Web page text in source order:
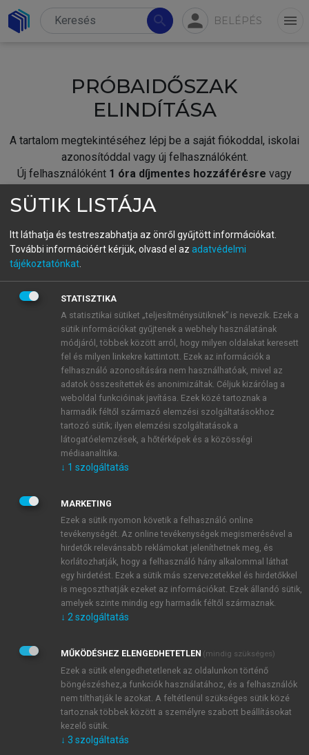
search person BELÉPÉS menu
PRÓBAIDŐSZAK
ELINDÍTÁSA
A tartalom megtekintéséhez lépj be a saját fiókoddal, iskolai
azonosítóddal vagy új felhasználóként.
Új felhasználóként 1 óra díjmentes hozzáférésre vagy
fiókoddal,vagy hozz létre új fiókot.
A regisztráció után apróbaidőszakautomatikusan
BELÉPÉS SAJÁT FIÓKKAL
ÚJ FIÓK LÉTREHOZÁSA
1 óra díjmentes hozzáférés
E-MAIL-CÍM
JELSZÓ
JELSZÓ ÚJRA
Kérek értesítést a MeRSZ újdonságairól, akcióiról.
Kérek értesítést az Akadémiai Kiadó Zrt. újdonságairól,
Adatkezelési tájékoztatóbanfoglaltakat tudomásul
veszem és elfogadom.
Általános vásárlási feltételeket, valamint a szotar.netés a
mersz.huoldalak licencszerződéseiben foglaltakat
tudomásul veszem és elfogadom.
KIPRÓBÁLOM
SÜTIK LISTÁJA
Itt láthatja és testreszabhatja az önről gyűjtött információkat.
További információért kérjük, olvasd el az adatvédelmi
tájékoztatónkat
STATISZTIKA
A statisztikai sütiket „teljesítménysütiknek” is nevezik. Ezek a
sütik információkat gyűjtenek a webhely használatának
módjáról, többek között arról, hogy milyen oldalakat keresett
fel és milyen linkekre kattintott. Ezek az információk a
felhasználó azonosítására nem használhatóak, mivel az
adatok összesítettek és anonimizáltak. Céljuk kizárólag a
weboldal funkcióinak javítása. Ezek közé tartoznak a
harmadik féltől származó elemzési szolgáltatásokhoz
tartozó sütik; ilyen elemzési szolgáltatások a
látogatóelemzések, a hőtérképek és a közösségi
médiaanalitika.
↓ 1 szolgáltatás
MARKETING
Ezek a sütik nyomon követik a felhasználó online
tevékenységét. Az online tevékenységek megismerésével a
hirdetők relevánsabb reklámokat jeleníthetnek meg, és
korlátozhatják, hogy a felhasználó hány alkalommal láthat
egy hirdetést. Ezek a sütik más szervezetekkel és hirdetőkkel
is megoszthatják ezeket az információkat. Ezek állandó sütik,
amelyek szinte mindig egy harmadik féltől származnak.
↓ 2 szolgáltatás
MŰKÖDÉSHEZ ELENGEDHETETLEN (mindig szükséges)
Ezek a sütik elengedhetetlenek az oldalunkon történő
böngészéshez,a funkciók használatához, és a felhasználók
nem tilthatják le azokat. A feltétlenül szükséges sütik közé
tartoznak többek között a személyre szabott beállításokat
kezelő sütik.
↓ 3 szolgáltatás